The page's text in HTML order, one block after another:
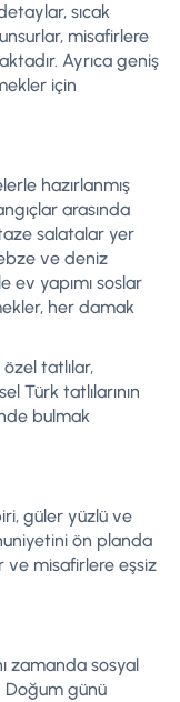
sıcak
misafirlere
Ayrıca geniş
için
hazırlanmış
arasında
salatalar yer
ve deniz
ev yapımı soslar
her damak
tatlılar,
Türk tatlılarının
bulmak
güler yüzlü ve
ön planda
ve misafirlere eşsiz
zamanda sosyal
Doğum günü